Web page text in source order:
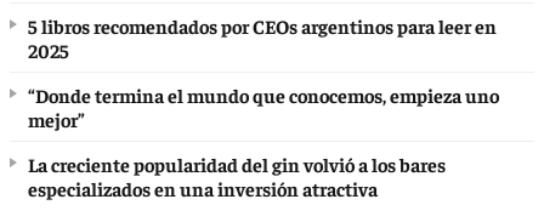
5 libros recomendados por CEOs argentinos para leer en
2025
“Donde termina el mundo que conocemos, empieza uno
mejor”
La creciente popularidad del gin volvió a los bares
especializados en una inversión atractiva